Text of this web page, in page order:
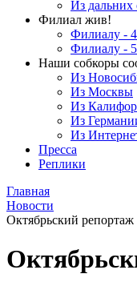
Из дальних
Филиал жив!
Филиалу -
Филиалу -
Наши собкоры
Из
Из Москвы
Из
Из
Из
Пресса
Реплики
Главная
Новости
Октябрьский репортаж